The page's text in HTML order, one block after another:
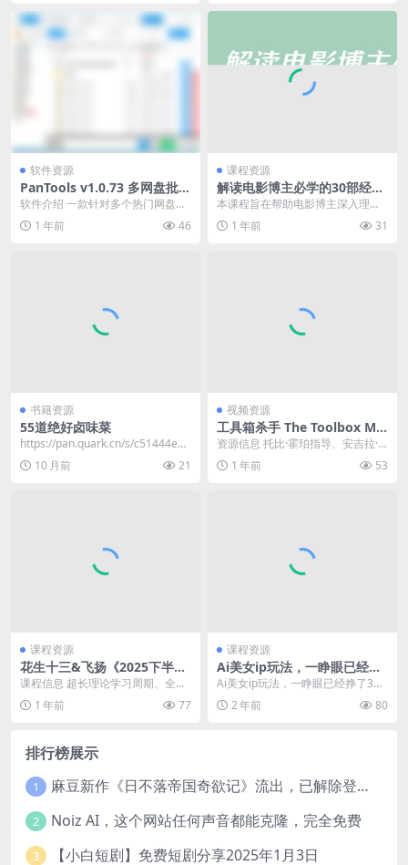
软件资源
PanTools v1.0.73 多网盘批量
管理工具
软件介绍 一款针对多个热门网盘的
文件管理、批量分享、批量转存、
批量复制、批量重命...
1 年前 46
课程资源
解读电影博主必学的30部经典
片
本课程旨在帮助电影博主深入理解
并解读30部经典电影作品。学员将
学习影片分析、导演...
1 年前 31
书籍资源
55道绝好卤味菜
https://pan.quark.cn/s/c51444e67
3fd
10 月前 21
视频资源
工具箱杀手 The Toolbox Mu
rders (1978) 4K2160p 原盘R
已刮削
资源信息 托比·霍珀指导、安吉拉·
贝蒂斯主演的美国恐怖电影。电影
讲述了在好莱坞的...
1 年前 53
课程资源
花生十三&飞扬《2025下半年
公考笔试系统班》 (更开营仪
课程信息 超长理论学习周期、全科
考点精讲精练，公考实战派人气讲
师花生十三、飞扬老...
1 年前 77
课程资源
Ai美女ip玩法，一睁眼已经挣
了3张，手把手教学【揭秘】
Ai美女ip玩法，一睁眼已经挣了3
张，手把手教学【揭秘】 简介：这
类的图片集美女...
2 年前 80
排行榜展示
1 麻豆新作《日不落帝国奇欲记》流出，已解除登录验证！
2 Noiz AI，这个网站任何声音都能克隆，完全免费
3 【小白短剧】免费短剧分享2025年1月3日